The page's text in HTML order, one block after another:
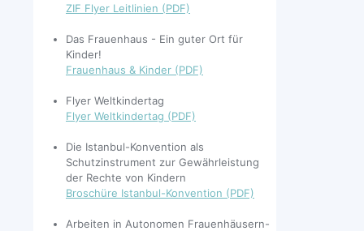
ZIF Flyer Leitlinien (PDF)
Das Frauenhaus - Ein guter Ort für
Kinder!
Frauenhaus & Kinder (PDF)
Flyer Weltkindertag
Flyer Weltkindertag (PDF)
Die Istanbul-Konvention als
Schutzinstrument zur Gewährleistung
der Rechte von Kindern
Broschüre Istanbul-Konvention (PDF)
Arbeiten in Autonomen Frauenhäusern-